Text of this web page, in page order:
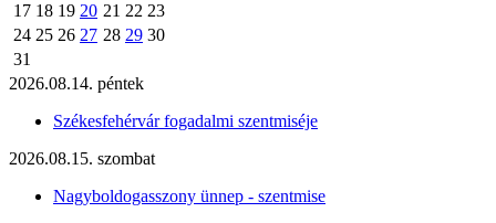
17 18 19 20 21 22 23
24 25 26 27 28 29 30
31
2026.08.14. péntek
Székesfehérvár fogadalmi szentmiséje
2026.08.15. szombat
Nagyboldogasszony ünnep - szentmise